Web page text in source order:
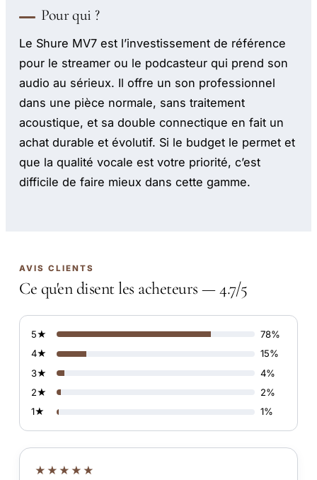
Pour qui ?
Le Shure MV7 est l’investissement de référence
pour le streamer ou le podcasteur qui prend son
audio au sérieux. Il offre un son professionnel
dans une pièce normale, sans traitement
acoustique, et sa double connectique en fait un
achat durable et évolutif. Si le budget le permet et
que la qualité vocale est votre priorité, c’est
difficile de faire mieux dans cette gamme.
AVIS CLIENTS
Ce qu'en disent les acheteurs — 4.7/5
5★
78%
4★
15%
3★
4%
2★
2%
1★
1%
★★★★★